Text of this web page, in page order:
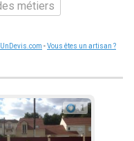
métiers
-Vous êtes un artisan ?
1